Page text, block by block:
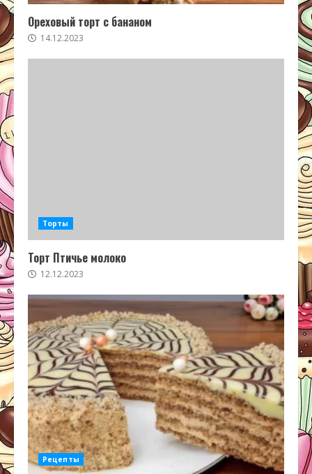
Ореховый торт с бананом
14.12.2023
Торты
Торт Птичье молоко
12.12.2023
Рецепты